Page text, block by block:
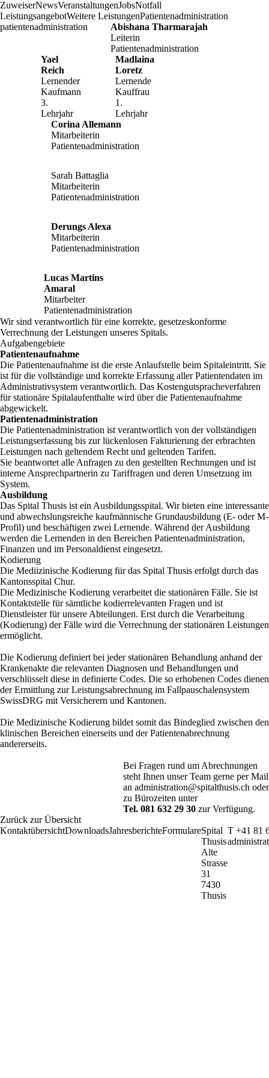
ZuweiserNewsVeranstaltungenJobsNotfall
LeistungsangebotWeitere LeistungenPatientenadministration
patientenadministration
Abishana Tharmarajah
Leiterin
Patientenadministration
Yael
Reich
Lernender
Kaufmann
3.
Lehrjahr
Madlaina
Loretz
Lernende
Kauffrau
1.
Lehrjahr
Corina Allemann
Mitarbeiterin
Patientenadministration
Sarah Battaglia
Mitarbeiterin
Patientenadministration
Derungs Alexa
Mitarbeiterin
Patientenadministration
Lucas Martins
Amaral
Mitarbeiter
Patientenadministration
Wir sind verantwortlich für eine korrekte, gesetzeskonforme
Verrechnung der Leistungen unseres Spitals.
Aufgabengebiete
Patientenaufnahme
Die Patientenaufnahme ist die erste Anlaufstelle beim Spitaleintritt. Sie
ist für die vollständige und korrekte Erfassung aller Patientendaten im
Administrativsystem verantwortlich. Das Kostengutspracheverfahren
für stationäre Spitalaufenthalte wird über die Patientenaufnahme
abgewickelt.
Patientenadministration
Die Patientenadministration ist verantwortlich von der vollständigen
Leistungserfassung bis zur lückenlosen Fakturierung der erbrachten
Leistungen nach geltendem Recht und geltenden Tarifen.
Sie beantwortet alle Anfragen zu den gestellten Rechnungen und ist
interne Ansprechpartnerin zu Tariffragen und deren Umsetzung im
System.
Ausbildung
Das Spital Thusis ist ein Ausbildungsspital. Wir bieten eine interessante
und abwechslungsreiche kaufmännische Grundausbildung (E- oder M-
Profil) und beschäftigen zwei Lernende. Während der Ausbildung
werden die Lernenden in den Bereichen Patientenadministration,
Finanzen und im Personaldienst eingesetzt.
Kodierung
Die Mediizinische Kodierung für das Spital Thusis erfolgt durch das
Kantonsspital Chur.
Die Medizinische Kodierung verarbeitet die stationären Fälle. Sie ist
Kontaktstelle für sämtliche kodierrelevanten Fragen und ist
Dienstleister für unsere Abteilungen. Erst durch die Verarbeitung
(Kodierung) der Fälle wird die Verrechnung der stationären Leistungen
ermöglicht.
Die Kodierung definiert bei jeder stationären Behandlung anhand der
Krankenakte die relevanten Diagnosen und Behandlungen und
verschlüsselt diese in definierte Codes. Die so erhobenen Codes dienen
der Ermittlung zur Leistungsabrechnung im Fallpauschalensystem
SwissDRG mit Versicherern und Kantonen.
Die Medizinische Kodierung bildet somit das Bindeglied zwischen den
klinischen Bereichen einerseits und der Patientenabrechnung
andererseits.
Bei Fragen rund um Abrechnungen
steht Ihnen unser Team gerne per Mail
an administration@spitalthusis.ch oder
zu Bürozeiten unter
Tel. 081 632 29 30 zur Verfügung.
Zurück zur Übersicht
KontaktübersichtDownloadsJahresberichteFormulareSpital
Thusis
Alte
Strasse
31
7430
Thusis
T +41 81